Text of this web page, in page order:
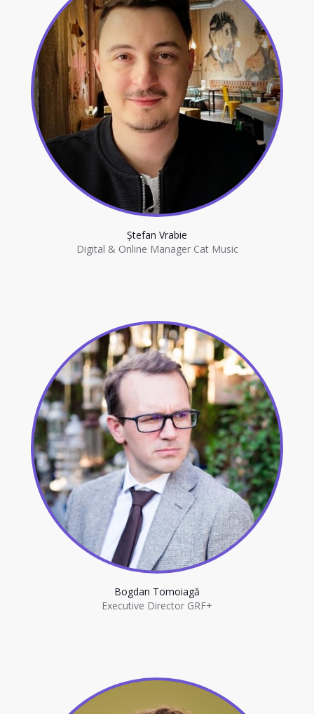
Ștefan Vrabie
Digital & Online Manager Cat Music
Bogdan Tomoiagă
Executive Director GRF+